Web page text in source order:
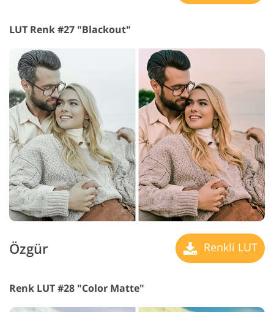
LUT Renk #27 "Blackout"
Özgür Renkli LUT
Renk LUT #28 "Color Matte"